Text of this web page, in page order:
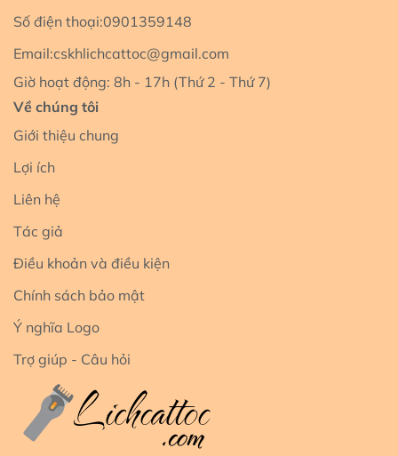
Số điện thoại:0901359148
Email:cskhlichcattoc@gmail.com
Giờ hoạt động: 8h - 17h (Thứ 2 - Thứ 7)
Về chúng tôi
Giới thiệu chung
Lợi ích
Liên hệ
Tác giả
Điều khoản và điều kiện
Chính sách bảo mật
Ý nghĩa Logo
Trợ giúp - Câu hỏi